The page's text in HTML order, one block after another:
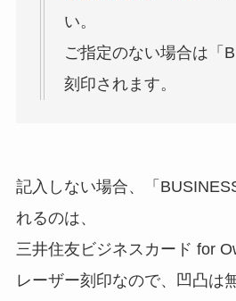
い。
ご指定のない場合は「
刻印されます。
記入しない場合、「
れるのは、
三井住友ビジネスカード for
レーザー刻印なので、凹凸は